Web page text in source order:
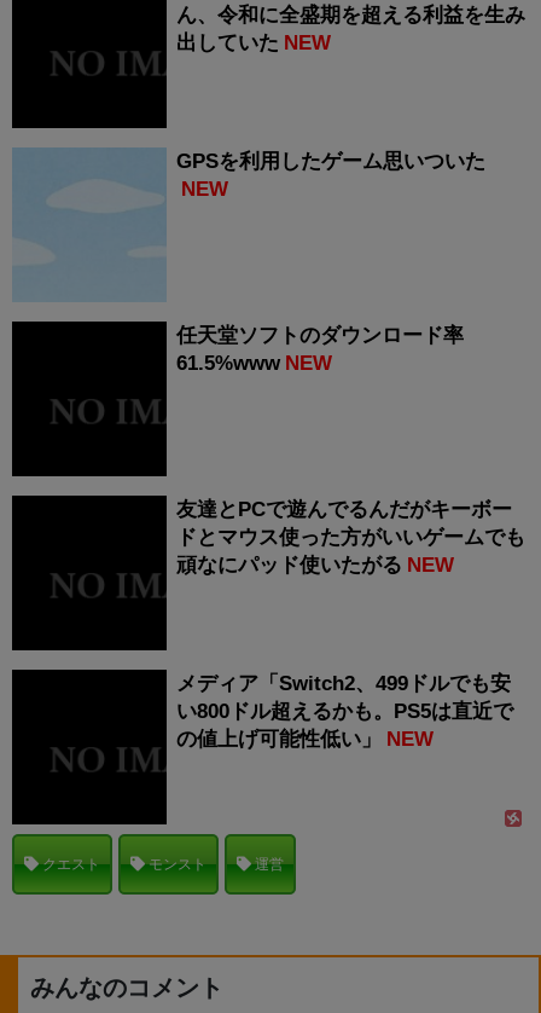
ん、令和に全盛期を超える利益を生み
出していた NEW
GPSを利用したゲーム思いついた
NEW
任天堂ソフトのダウンロード率
61.5%www NEW
友達とPCで遊んでるんだがキーボー
ドとマウス使った方がいいゲームでも
頑なにパッド使いたがる NEW
メディア「Switch2、499ドルでも安
い800ドル超えるかも。PS5は直近で
の値上げ可能性低い」
NEW
クエスト モンスト 運営
みんなのコメント